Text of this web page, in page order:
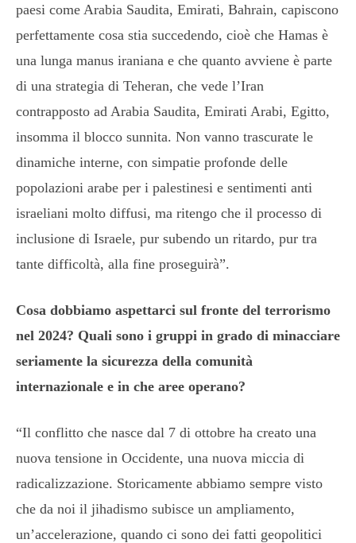
paesi come Arabia Saudita, Emirati, Bahrain, capiscono
perfettamente cosa stia succedendo, cioè che Hamas è
una lunga manus iraniana e che quanto avviene è parte
di una strategia di Teheran, che vede l’Iran
contrapposto ad Arabia Saudita, Emirati Arabi, Egitto,
insomma il blocco sunnita. Non vanno trascurate le
dinamiche interne, con simpatie profonde delle
popolazioni arabe per i palestinesi e sentimenti anti
israeliani molto diffusi, ma ritengo che il processo di
inclusione di Israele, pur subendo un ritardo, pur tra
tante difficoltà, alla fine proseguirà”.
Cosa dobbiamo aspettarci sul fronte del terrorismo
nel 2024? Quali sono i gruppi in grado di minacciare
seriamente la sicurezza della comunità
internazionale e in che aree operano?
“Il conflitto che nasce dal 7 di ottobre ha creato una
nuova tensione in Occidente, una nuova miccia di
radicalizzazione. Storicamente abbiamo sempre visto
che da noi il jihadismo subisce un ampliamento,
un’accelerazione, quando ci sono dei fatti geopolitici